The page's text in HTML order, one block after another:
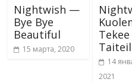
Nightwish —
Bye Bye
Beautiful
15 марта, 2020
Tekee
14
2021